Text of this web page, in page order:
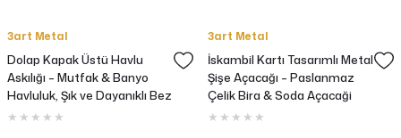
3art Metal
Dolap Kapak Üstü Havlu
Askılığı – Mutfak & Banyo
Havluluk, Şık ve Dayanıklı Bez
Askısı
3art Metal
İskambil Kartı Tasarımlı Metal
Şişe Açacağı – Paslanmaz
Çelik Bira & Soda Açacaği